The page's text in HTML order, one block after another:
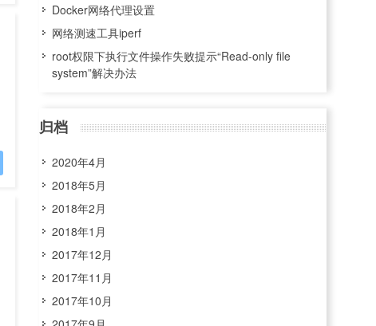
Docker网络代理设置
网络测速工具iperf
root权限下执行文件操作失败提示“Read-only file
system”解决办法
归档
2020年4月
2018年5月
2018年2月
2018年1月
2017年12月
2017年11月
2017年10月